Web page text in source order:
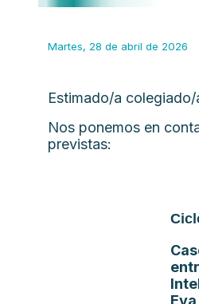
Martes, 28 de abril de 2026
Estimado/a colegiado/
Nos ponemos en
previstas: